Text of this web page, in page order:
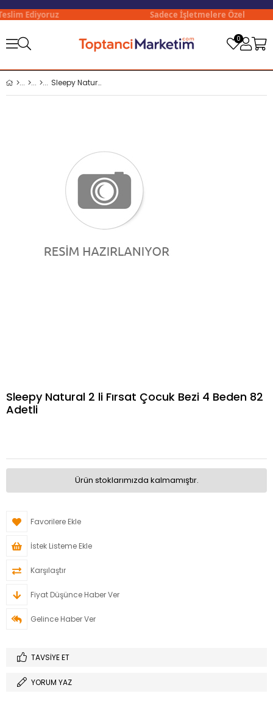
Ediyoruz Sadece İşletmelere Özel
0
Sleepy Natural 2 li Fırsat Çocuk Bezi 4 Beden 82 Adetli
Sleepy Natural 2 li Fırsat Çocuk Bezi 4 Beden 82
Adetli
Ürün stoklarımızda kalmamıştır.
Favorilere Ekle
İstek Listeme Ekle
Karşılaştır
Fiyat Düşünce Haber Ver
Gelince Haber Ver
TAVSIYE ET
YORUM YAZ